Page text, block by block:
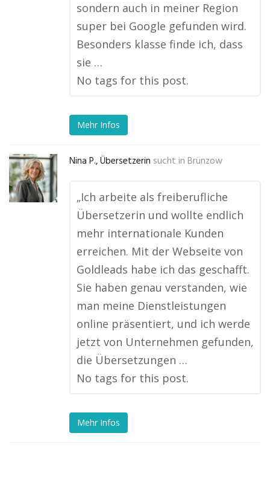
sondern auch in meiner Region
super bei Google gefunden wird.
Besonders klasse finde ich, dass
sie …
No tags for this post.
Mehr Infos
Nina P., Übersetzerin sucht in Brünzow
„Ich arbeite als freiberufliche
Übersetzerin und wollte endlich
mehr internationale Kunden
erreichen. Mit der Webseite von
Goldleads habe ich das geschafft.
Sie haben genau verstanden, wie
man meine Dienstleistungen
online präsentiert, und ich werde
jetzt von Unternehmen gefunden,
die Übersetzungen …
No tags for this post.
Mehr Infos